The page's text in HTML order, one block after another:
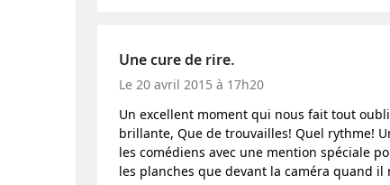
Une cure de rire.
Le 20 avril 2015 à 17h20
Un excellent moment qui nous fait tout
brillante, Que de trouvailles! Quel rythme!
les comédiens avec une mention spéciale
les planches que devant la caméra quand